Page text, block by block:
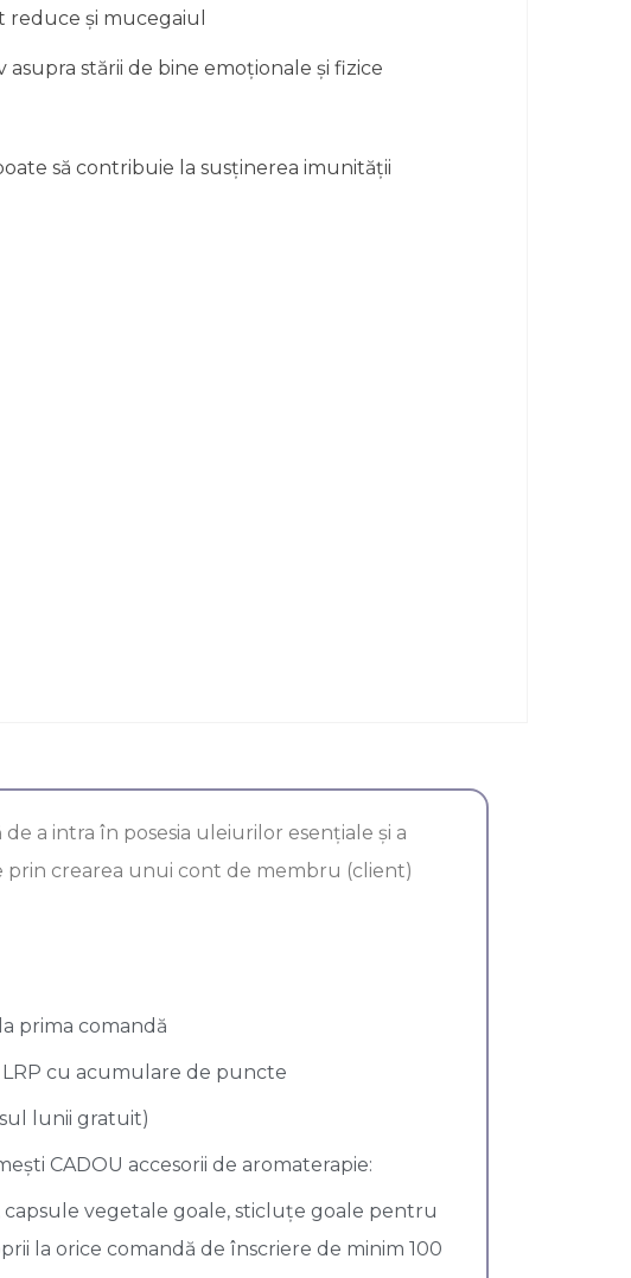
și mucegaiul
stării de bine emoționale și fizice
să contribuie la susținerea imunității
de a intra în posesia uleiurilor esenţiale şi a
prin crearea unui cont de membru (client)
prima comandă
cu acumulare de puncte
lunii gratuit)
CADOU accesorii de aromaterapie:
capsule vegetale goale, sticluțe goale pentru
la orice comandă de înscriere de minim 100